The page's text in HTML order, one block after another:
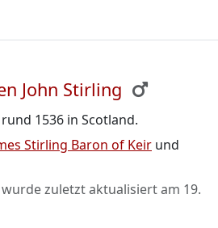
John Stirling
1536 in Scotland.
Stirling Baron of Keir und
zuletzt aktualisiert am 19.